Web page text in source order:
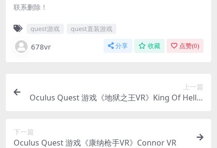
联系删除！
quest游戏 quest直装游戏
678vr 分享 收藏 点赞(0)
上一篇
Oculus Quest 游戏《地狱之王VR》King Of Hell V
下一篇
Oculus Quest 游戏《康纳枪手VR》Connor VR